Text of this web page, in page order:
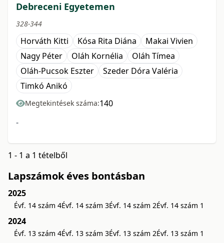
Debreceni Egyetemen
328-344
Horváth Kitti Kósa Rita Diána
Makai Vivien
Nagy Péter
Oláh Kornélia
Oláh Tímea
Oláh-Pucsok Eszter
Szeder Dóra Valéria
Timkó Anikó
Megtekintések száma:140
-
1 - 1 a 1 tételből
Lapszámok éves bontásban
2025
Évf. 14 szám 4Évf. 14 szám 3Évf. 14 szám 2Évf. 14 szám 1
2024
Évf. 13 szám 4Évf. 13 szám 3Évf. 13 szám 2Évf. 13 szám 1